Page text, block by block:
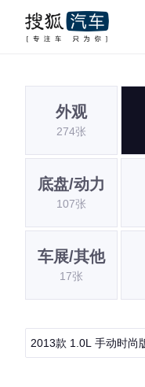
外观
274张
底盘/动力
107张
车展/其他
17张
2013款 1.0L 手动时尚